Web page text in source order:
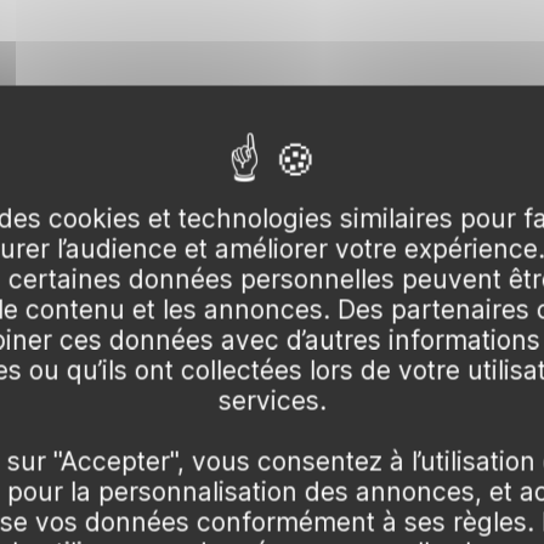
'Maculata', il est recommandé de le faire
avec un sol bien drainé et de texture variable,
améliorer la richesse. Respectez une distance de 1,5
plantation, arrosez généreusement pour favoriser un
COMMENT
0:18
avec soin !
FAITES-NOUS CONFIANCE
Zéro casse
un emballage rigide !
Maculata ?
mars et mai.
cookies et technologies similaires pour
l’audience et améliorer votre
données personnelles peuvent
contenu et les annonces. Des partenaires
ces données avec d’autres
ou qu’ils ont collectées lors de votre
services.
"Accepter", vous consentez à l’utilisation
la personnalisation des annonces, et
vos données conformément à ses règles.